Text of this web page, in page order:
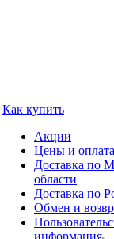
Как купить
Акции
Цены и оплата
Доставка по
области
Доставка по
Обмен и
информация